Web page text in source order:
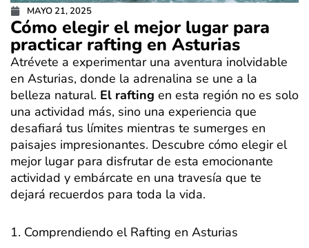
MAYO 21, 2025
Cómo elegir el mejor lugar para
practicar rafting en Asturias
Atrévete a experimentar una aventura inolvidable
en Asturias, donde la adrenalina se une a la
belleza natural. El rafting en esta región no es solo
una actividad más, sino una experiencia que
desafiará tus límites mientras te sumerges en
paisajes impresionantes. Descubre cómo elegir el
mejor lugar para disfrutar de esta emocionante
actividad y embárcate en una travesía que te
dejará recuerdos para toda la vida.
1. Comprendiendo el Rafting en Asturias